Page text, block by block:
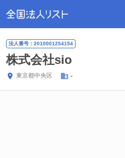
法人番号：2010001254154
株式会社sio
東京都中央区 -